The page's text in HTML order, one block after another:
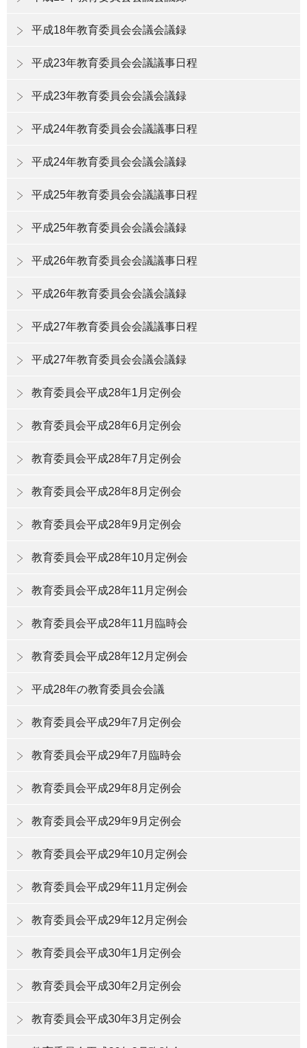
平成18年教育委員会会議会議録
平成23年教育委員会会議議事日程
平成23年教育委員会会議会議録
平成24年教育委員会会議議事日程
平成24年教育委員会会議会議録
平成25年教育委員会会議議事日程
平成25年教育委員会会議会議録
平成26年教育委員会会議議事日程
平成26年教育委員会会議会議録
平成27年教育委員会会議議事日程
平成27年教育委員会会議会議録
教育委員会平成28年1月定例会
教育委員会平成28年6月定例会
教育委員会平成28年7月定例会
教育委員会平成28年8月定例会
教育委員会平成28年9月定例会
教育委員会平成28年10月定例会
教育委員会平成28年11月定例会
教育委員会平成28年11月臨時会
教育委員会平成28年12月定例会
平成28年の教育委員会会議
教育委員会平成29年7月定例会
教育委員会平成29年7月臨時会
教育委員会平成29年8月定例会
教育委員会平成29年9月定例会
教育委員会平成29年10月定例会
教育委員会平成29年11月定例会
教育委員会平成29年12月定例会
教育委員会平成30年1月定例会
教育委員会平成30年2月定例会
教育委員会平成30年3月定例会